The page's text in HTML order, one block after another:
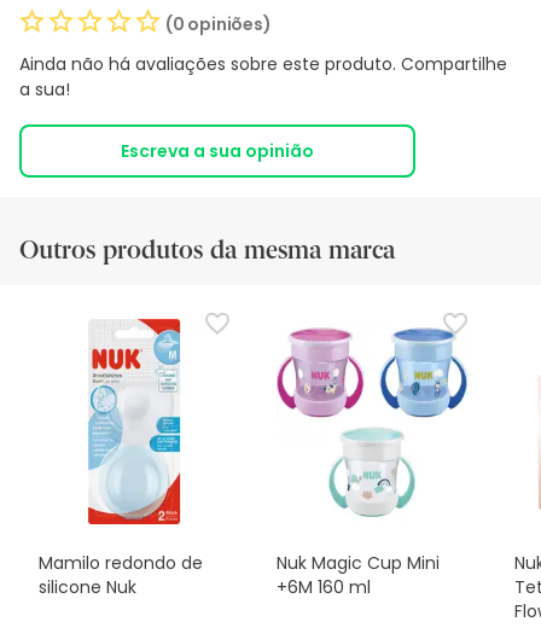
(0 opiniões)
Ainda não há avaliações sobre este produto. Compartilhe
a sua!
Escreva a sua opinião
Outros produtos da mesma marca
Mamilo redondo de
silicone Nuk
Nuk Magic Cup Mini
+6M 160 ml